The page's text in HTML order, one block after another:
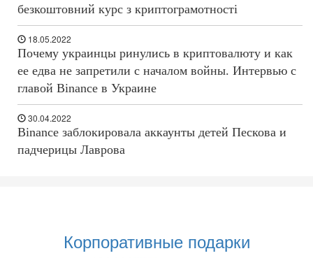
безкоштовний курс з криптограмотності
18.05.2022
Почему украинцы ринулись в криптовалюту и как
ее едва не запретили с началом войны. Интервью с
главой Binance в Украине
30.04.2022
Binance заблокировала аккаунты детей Пескова и
падчерицы Лаврова
Корпоративные подарки